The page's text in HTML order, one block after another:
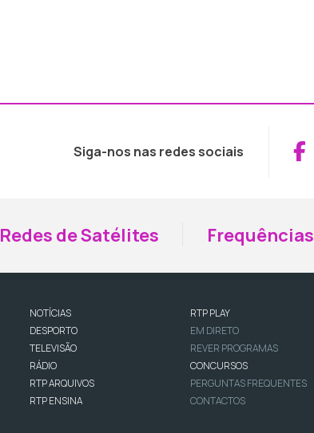
Siga-nos nas redes sociais
Redes de Satélites Frequências
NOTÍCIAS
DESPORTO
TELEVISÃO
RÁDIO
RTP ARQUIVOS
RTP ENSINA
RTP PLAY
EM DIRETO
REVER PROGRAMAS
CONCURSOS
PERGUNTAS FREQUENTES
CONTACTOS